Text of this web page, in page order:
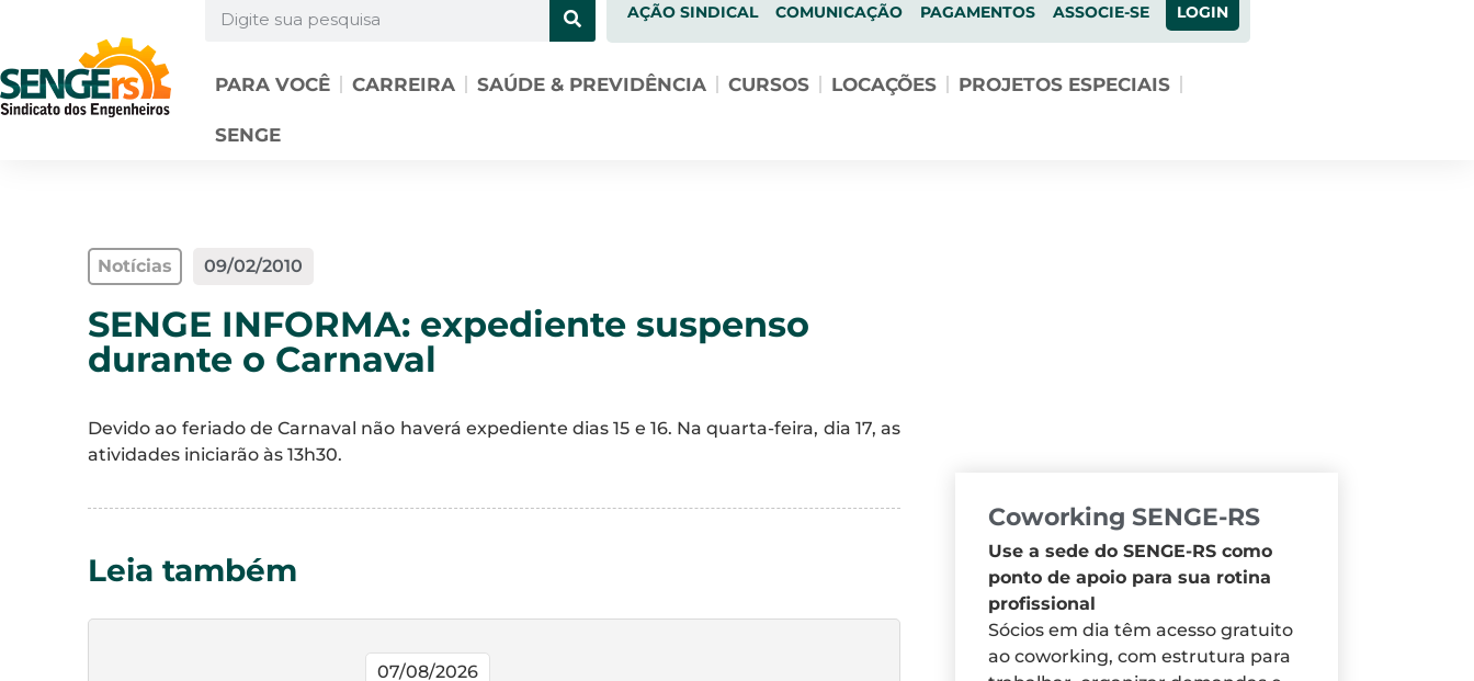
AÇÃO SINDICAL COMUNICAÇÃO PAGAMENTOS ASSOCIE-SE LOGIN
PARA VOCÊ CARREIRA SAÚDE & PREVIDÊNCIA CURSOS LOCAÇÕES PROJETOS ESPECIAIS
SENGE
Notícias 09/02/2010
SENGE INFORMA: expediente suspenso
durante o Carnaval
Devido ao feriado de Carnaval não haverá expediente dias 15 e 16. Na quarta-feira, dia 17, as
atividades iniciarão às 13h30.
Leia também
07/08/2026
Coworking SENGE-RS
Use a sede do SENGE-RS como
ponto de apoio para sua rotina
profissional
Sócios em dia têm acesso gratuito
ao coworking, com estrutura para